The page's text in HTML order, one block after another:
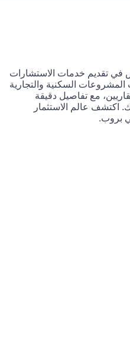
تقديم خدمات الاستشارات
السكنية والتجارية
مع تفاصيل دقيقة
اكتشف عالم الاستثمار
بروب.